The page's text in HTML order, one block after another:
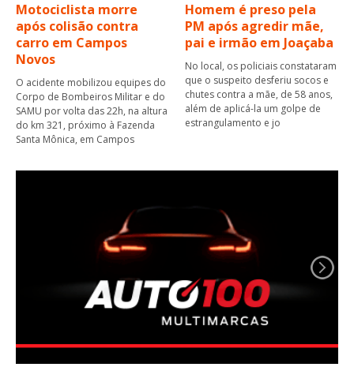
Motociclista morre
após colisão contra
carro em Campos
Novos
O acidente mobilizou equipes do
Corpo de Bombeiros Militar e do
SAMU por volta das 22h, na altura
do km 321, próximo à Fazenda
Santa Mônica, em Campos
Homem é preso pela
PM após agredir mãe,
pai e irmão em Joaçaba
No local, os policiais constataram
que o suspeito desferiu socos e
chutes contra a mãe, de 58 anos,
além de aplicá-la um golpe de
estrangulamento e jo